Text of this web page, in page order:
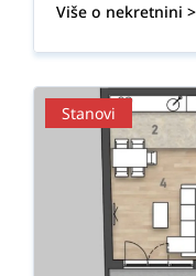
Više o nekretnini >
Stanovi